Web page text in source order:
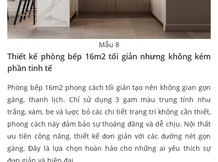
Mẫu 8
Thiết kế phòng bếp 16m2 tối giản nhưng không kém
phần tinh tế
Phòng bếp 16m2 phong cách tối giản tạo nên không gian gọn
gàng, thanh lịch. Chỉ sử dụng 3 gam màu trung tính như
trắng, xám, be và lược bỏ các chi tiết trang trí không cần thiết,
phong cách này đảm bảo sự thoáng đãng và dễ chịu. Nội thất
ưu tiên công năng, thiết kế đơn giản với các đường nét gọn
gàng. Đây là lựa chọn hoàn hảo cho những ai yêu thích sự